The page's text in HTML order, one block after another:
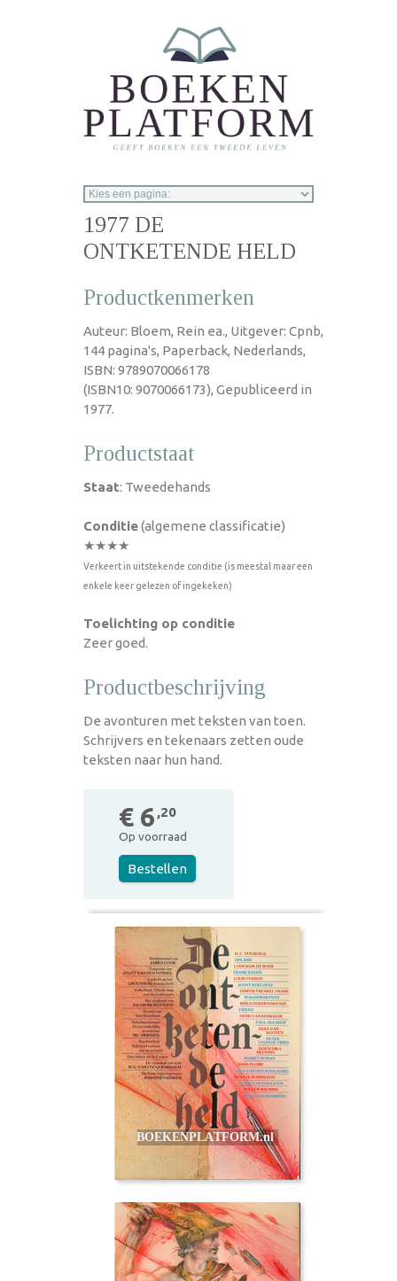
1977 DE
ONTKETENDE HELD
Productkenmerken
Auteur: Bloem, Rein ea., Uitgever: Cpnb,
144 pagina's, Paperback, Nederlands,
ISBN: 9789070066178
(ISBN10: 9070066173), Gepubliceerd in
1977.
Productstaat
Staat: Tweedehands
Conditie(algemene classificatie)
★★★★
Verkeert in uitstekende conditie (is meestal maar een
enkele keer gelezen of ingekeken)
Toelichting op conditie
Zeer goed.
Productbeschrijving
De avonturen met teksten van toen.
Schrijvers en tekenaars zetten oude
teksten naar hun hand.
€ 6 ,20
Op voorraad
Bestellen